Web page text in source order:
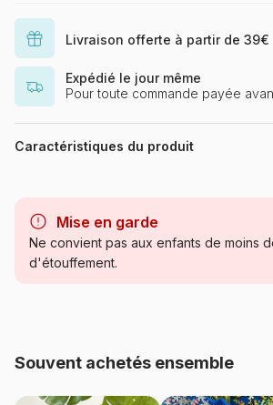
Livraison offerte à partir de
Expédié le jour même
Pour toute commande payée
Caractéristiques du produit
Catégorie Puzzles -
Référence Gold-
Mise en garde
Ne convient pas aux enfants de moins
d'étouffement.
Souvent achetés ensemble